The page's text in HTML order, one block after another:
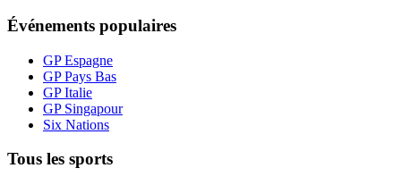
Événements populaires
GP Espagne
GP Pays Bas
GP Italie
GP Singapour
Six Nations
Tous les sports